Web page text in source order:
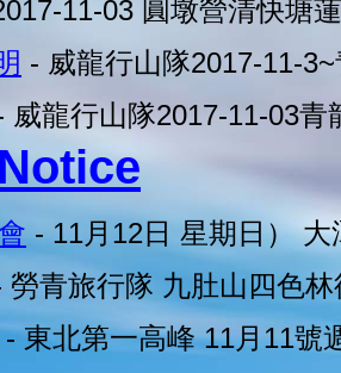
11-03 圓墩營清快塘蓮
- 威龍行山隊2017-11-
威龍行山隊2017-11-03
- 11月12日 星期日） 大
勞青旅行隊 九肚山四色林
東北第一高峰 11月11號